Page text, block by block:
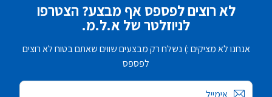
לא רוצים לפספס אף מבצע? הצטרפו
לניוזלטר של א.ל.מ.
אנחנו לא מציקים :) נשלח רק מבצעים שווים שאתם בטוח לא רוצים
לפספס
אימייל